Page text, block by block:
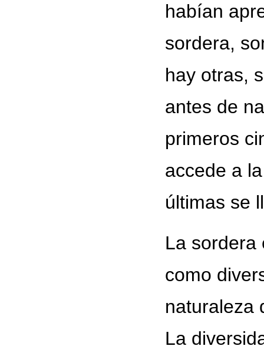
habían
sordera,
hay otras,
antes de
primeros
accede a
últimas se
La sordera
como
naturaleza
La